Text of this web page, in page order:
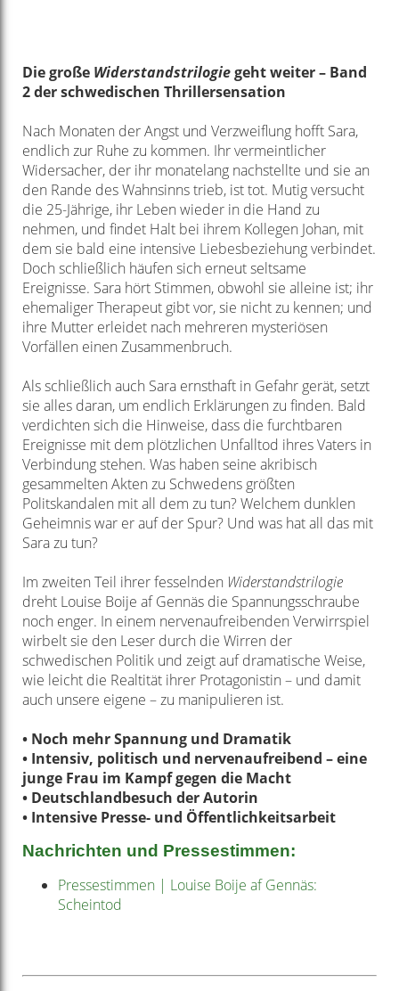
Die große Widerstandstrilogiegeht weiter – Band
2 der schwedischen Thrillersensation
Nach Monaten der Angst und Verzweiflung hofft Sara,
endlich zur Ruhe zu kommen. Ihr vermeintlicher
Widersacher, der ihr monatelang nachstellte und sie an
den Rande des Wahnsinns trieb, ist tot. Mutig versucht
die 25-Jährige, ihr Leben wieder in die Hand zu
nehmen, und findet Halt bei ihrem Kollegen Johan, mit
dem sie bald eine intensive Liebesbeziehung verbindet.
Doch schließlich häufen sich erneut seltsame
Ereignisse. Sara hört Stimmen, obwohl sie alleine ist; ihr
ehemaliger Therapeut gibt vor, sie nicht zu kennen; und
ihre Mutter erleidet nach mehreren mysteriösen
Vorfällen einen Zusammenbruch.
Als schließlich auch Sara ernsthaft in Gefahr gerät, setzt
sie alles daran, um endlich Erklärungen zu finden. Bald
verdichten sich die Hinweise, dass die furchtbaren
Ereignisse mit dem plötzlichen Unfalltod ihres Vaters in
Verbindung stehen. Was haben seine akribisch
gesammelten Akten zu Schwedens größten
Politskandalen mit all dem zu tun? Welchem dunklen
Geheimnis war er auf der Spur? Und was hat all das mit
Sara zu tun?
Im zweiten Teil ihrer fesselnden Widerstandstrilogie
dreht Louise Boije af Gennäs die Spannungsschraube
noch enger. In einem nervenaufreibenden Verwirrspiel
wirbelt sie den Leser durch die Wirren der
schwedischen Politik und zeigt auf dramatische Weise,
wie leicht die Realtität ihrer Protagonistin – und damit
auch unsere eigene – zu manipulieren ist.
• Noch mehr Spannung und Dramatik
• Intensiv, politisch und nervenaufreibend – eine
junge Frau im Kampf gegen die Macht
• Deutschlandbesuch der Autorin
• Intensive Presse- und Öffentlichkeitsarbeit
Nachrichten und Pressestimmen:
Pressestimmen | Louise Boije af Gennäs:
Scheintod